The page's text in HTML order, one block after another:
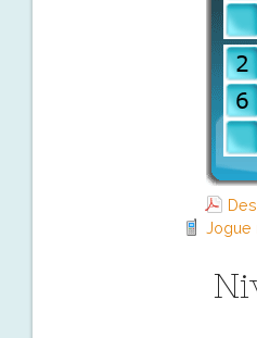
Jogue